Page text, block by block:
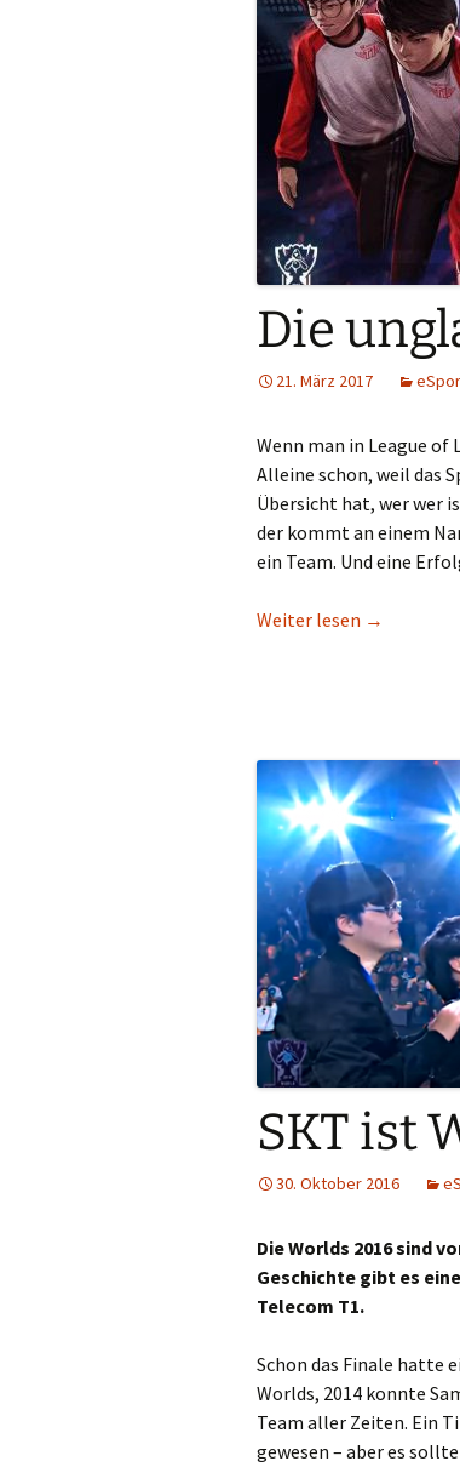
Die
21. März 2017
Wenn man in League of
Alleine schon, weil das
Übersicht hat, wer wer
der kommt an einem
ein Team. Und eine
Weiter lesen Die
→
SKT ist
30. Oktober 2016
Die Worlds 2016 sind
Geschichte gibt es
Telecom T1.
Schon das Finale hatte
Worlds, 2014 konnte
Team aller Zeiten. Ein
gewesen – aber es